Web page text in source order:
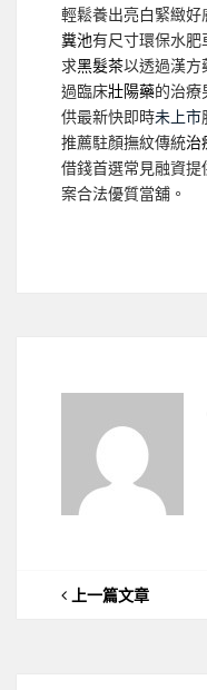
輕鬆養出亮白緊緻
糞池有尺寸環保水肥
求黑髮茶以透過漢方
過臨床壯陽藥的治療
供最新快即時未上市
推薦駐顏撫紋傳統治
借錢首選常見融資提
案合法優質當舖。
上一篇文章